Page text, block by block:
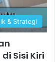
& Strategi
Sisi Kiri